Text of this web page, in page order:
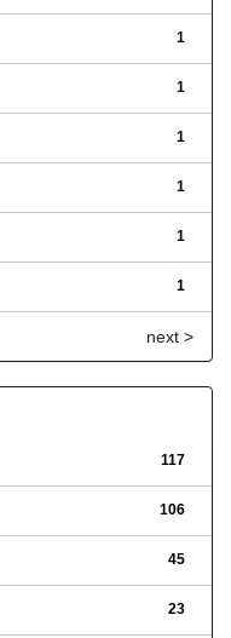
1
1
1
1
1
1
next >
117
106
45
23